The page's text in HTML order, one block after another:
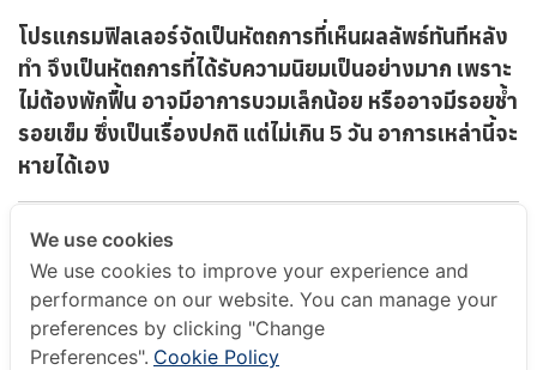
โปรแกรมฟิลเลอร์จัดเป็นหัตถการที่เห็นผลลัพธ์ทันทีหลัง
ทำ จึงเป็นหัตถการที่ได้รับความนิยมเป็นอย่างมาก เพราะ
ไม่ต้องพักฟื้น อาจมีอาการบวมเล็กน้อย หรืออาจมีรอยช้ำ
รอยเข็ม ซึ่งเป็นเรื่องปกติ แต่ไม่เกิน 5 วัน อาการเหล่านี้จะ
หายได้เอง
We use cookies
We use cookies to improve your experience and
performance on our website. You can manage your
preferences by clicking "Change
Preferences". Cookie Policy